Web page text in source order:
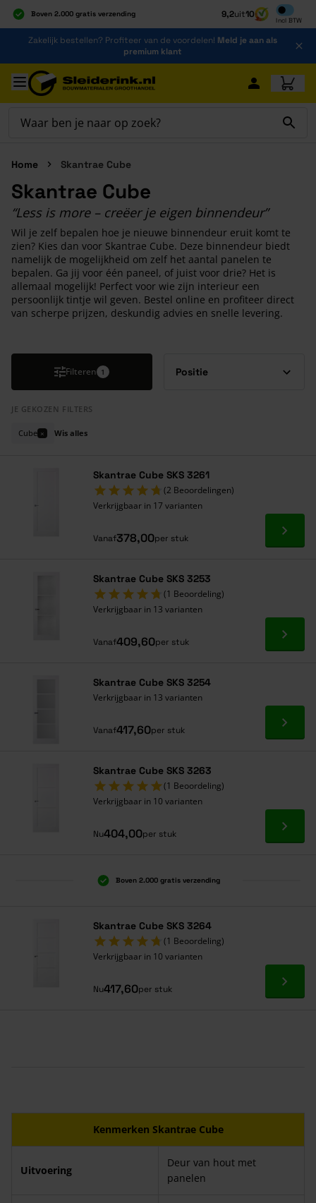
Boven 2.000 gratis verzending
Al 40 jaar dé specialist
Alles onder één dak
9,2uit10
Incl BTW
Inclusief
Ga naar de inhoud
Zakelijk bestellen? Profiteer van de voordelen! Meld je aan als
premium klant
Ga naar hoofdinhoud
Home Skantrae Cube
Skantrae Cube
“Less is more – creëer je eigen binnendeur”
Wil je zelf bepalen hoe je nieuwe binnendeur eruit komt te
zien? Kies dan voor Skantrae Cube. Deze binnendeur biedt
namelijk de mogelijkheid om zelf het aantal panelen te
bepalen. Ga jij voor één paneel, of juist voor drie? Het is
allemaal mogelijk! Perfect voor wie zijn interieur een
persoonlijk tintje wil geven. Bestel online en profiteer direct
van scherpe prijzen, deskundig advies en snelle levering.
Filteren 1
JE GEKOZEN FILTERS
Cube × Wis alles
Skantrae Cube SKS 3261
(2 Beoordelingen)
Verkrijgbaar in 17 varianten
Vanaf378,00per stuk Ga
Skantrae Cube SKS 3253
(1 Beoordeling)
Verkrijgbaar in 13 varianten
Vanaf409,60per stuk Ga
Skantrae Cube SKS 3254
Verkrijgbaar in 13 varianten
Vanaf417,60per stuk Ga
Skantrae Cube SKS 3263
(1 Beoordeling)
Verkrijgbaar in 10 varianten
Nu404,00per stuk Ga
Boven 2.000 gratis verzending
Skantrae Cube SKS 3264
(1 Beoordeling)
Verkrijgbaar in 10 varianten
Nu417,60per stuk Ga
Kenmerken Skantrae Cube
Uitvoering
Deur van hout met
panelen